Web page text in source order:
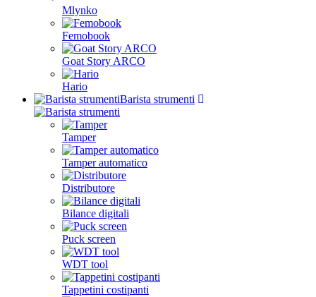
Mlynko
Femobook
Goat Story ARCO
Hario
Barista strumenti
Tamper
Tamper automatico
Distributore
Bilance digitali
Puck screen
WDT tool
Tappetini costipanti